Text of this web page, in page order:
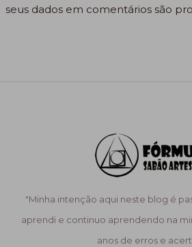
seus dados em comentários são
"Minha intenção aqui neste blog é
aprendi e continuo aprendendo na
anos de erros e